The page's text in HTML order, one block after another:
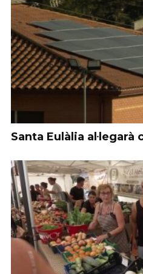
Santa Eulàlia al·legarà